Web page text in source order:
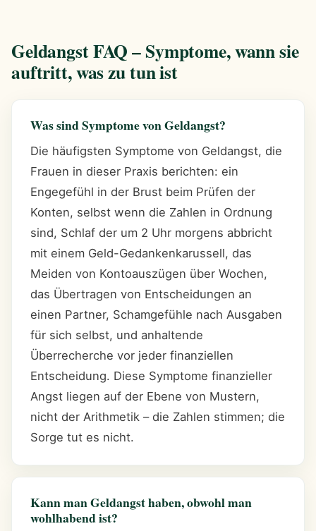
Geldangst FAQ – Symptome, wann sie
auftritt, was zu tun ist
Was sind Symptome von Geldangst?
Die häufigsten Symptome von Geldangst, die
Frauen in dieser Praxis berichten: ein
Engegefühl in der Brust beim Prüfen der
Konten, selbst wenn die Zahlen in Ordnung
sind, Schlaf der um 2 Uhr morgens abbricht
mit einem Geld-Gedankenkarussell, das
Meiden von Kontoauszügen über Wochen,
das Übertragen von Entscheidungen an
einen Partner, Schamgefühle nach Ausgaben
für sich selbst, und anhaltende
Überrecherche vor jeder finanziellen
Entscheidung. Diese Symptome finanzieller
Angst liegen auf der Ebene von Mustern,
nicht der Arithmetik – die Zahlen stimmen; die
Sorge tut es nicht.
Kann man Geldangst haben, obwohl man
wohlhabend ist?